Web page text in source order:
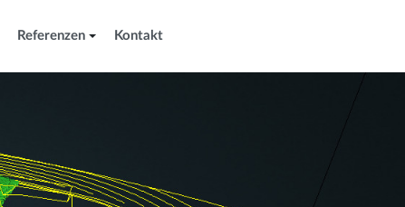
Referenzen Kontakt